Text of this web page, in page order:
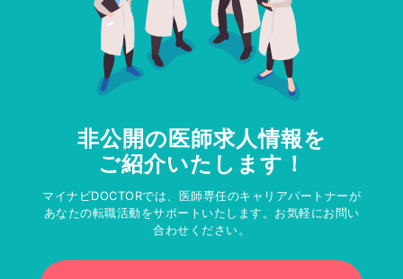
非公開の医師求人情報を
ご紹介いたします！
マイナビDOCTORでは、医師専任のキャリアパートナーが
あなたの転職活動をサポートいたします。お気軽にお問い
合わせください。